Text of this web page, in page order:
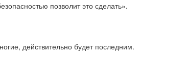
позволит это сделать».
действительно будет последним.